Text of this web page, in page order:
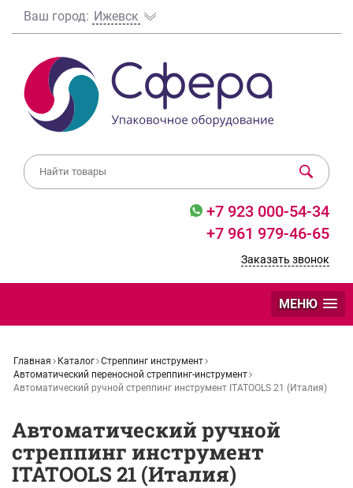
Ваш город: Ижевск
+7 923 000-54-34
+7 961 979-46-65
Заказать звонок
МЕНЮ
Главная Каталог Стреппинг инструмент
Автоматический переносной стреппинг-инструмент
Автоматический ручной стреппинг инструмент ITATOOLS 21 (Италия)
Автоматический ручной
стреппинг инструмент
ITATOOLS 21 (Италия)